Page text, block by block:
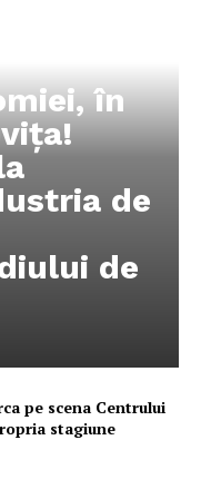
în
de
de
pe scena Centrului
stagiune